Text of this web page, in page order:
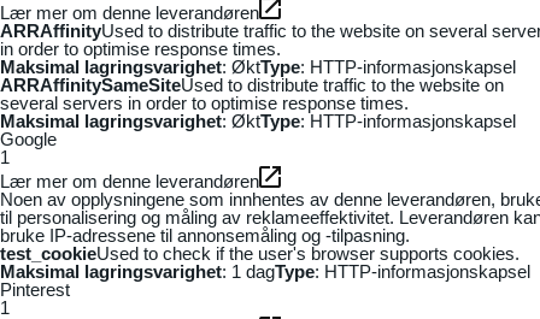
Lær mer om denne leverandøren
ARRAffinityUsed to distribute traffic to the website on several
in order to optimise response times.
Maksimal lagringsvarighet: ØktType: HTTP-informasjonskapsel
ARRAffinitySameSiteUsed to distribute traffic to the website on
several servers in order to optimise response times.
Maksimal lagringsvarighet: ØktType: HTTP-informasjonskapsel
Google
1
Lær mer om denne leverandøren
Noen av opplysningene som innhentes av denne leverandøren,
til personalisering og måling av reklameeffektivitet. Leverandøren
bruke IP-adressene til annonsemåling og -tilpasning.
test_cookieUsed to check if the user's browser supports cookies.
Maksimal lagringsvarighet: 1 dagType: HTTP-informasjonskapsel
Pinterest
1